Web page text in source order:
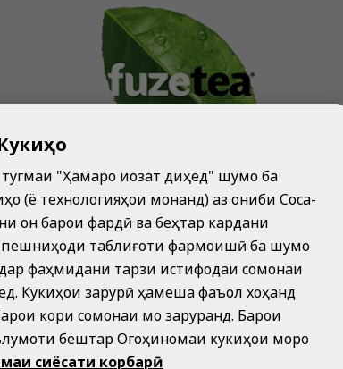
"Ҳамаро иҷозат диҳед" шумо ба
(ё технологияҳои монанд) аз ҷониби Coca-
он барои фардӣ ва беҳтар кардани
пешниҳоди таблиғоти фармоишӣ ба шумо
фаҳмидани тарзи истифодаи сомонаи
Кукиҳои зарурӣ ҳамеша фаъол хоҳанд
кори сомонаи мо заруранд. Барои
бештар Огоҳиномаи кукиҳои моро
сиёсати корбарӣ